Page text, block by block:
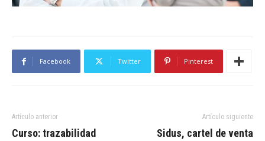
Facebook Twitter Pinterest
Artículo anterior
Curso: trazabilidad
Artículo siguiente
Sidus, cartel de venta